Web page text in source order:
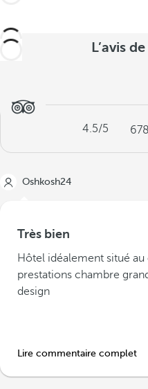
L’avis
4.5/5 678
Oshkosh24
Très bien
Hôtel idéalement situé au
prestations chambre
design
Lire commentaire complet